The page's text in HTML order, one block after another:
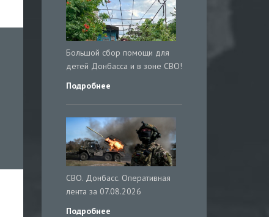
Большой сбор помощи для
детей Донбасса и в зоне СВО!
Подробнее
СВО. Донбасс. Оперативная
лента за 07.08.2026
Подробнее